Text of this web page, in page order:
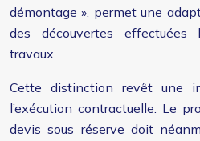
démontage », permet une
des découvertes effectuées
travaux.
Cette distinction revêt une
l’exécution contractuelle. Le
devis sous réserve doit